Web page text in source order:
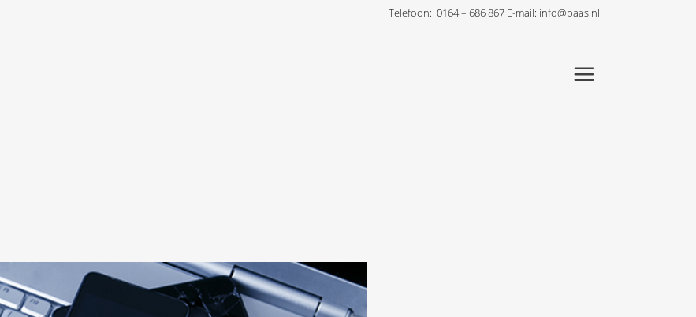
Telefoon: 0164 – 686 867 E-mail: info@baas.nl